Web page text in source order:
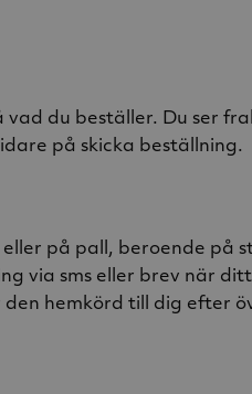
du beställer. Du ser
på skicka beställning.
på pall, beroende på
via sms eller brev när
hemkörd till dig efter